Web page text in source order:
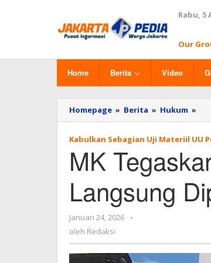
Rabu, 5
Our
Home Berita Video
Homepage » Berita » Hukum »
Kabulkan Sebagian Uji Materiil UU
MK
Langsung
Januari 24, 2026
oleh
-
oleh Redaksi